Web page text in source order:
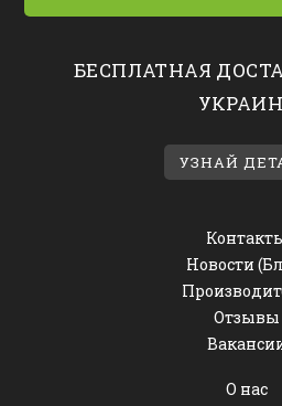
БЕСПЛАТНАЯ
УЗНАЙ
Новости
Отзывы
О нас